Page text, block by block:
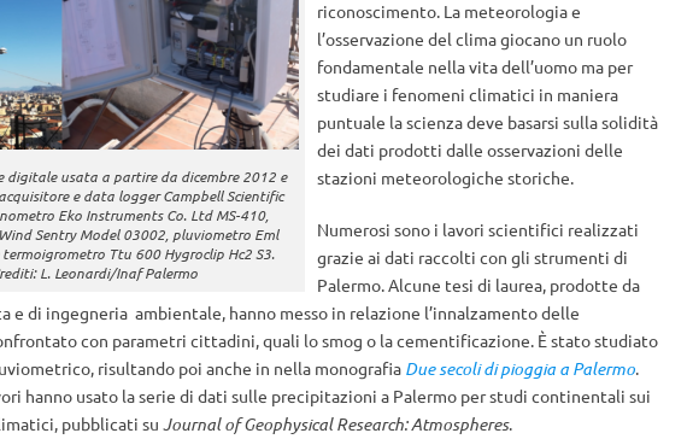
digitale usata a partire da dicembre 2012 e
e data logger Campbell Scientific
Eko Instruments Co. Ltd MS-410,
Sentry Model 03002, pluviometro Eml
Ttu 600 Hygroclip Hc2 S3.
L. Leonardi/Inaf Palermo
riconoscimento. La meteorologia e
l’osservazione del clima giocano un ruolo
fondamentale nella vita dell’uomo ma per
studiare i fenomeni climatici in maniera
puntuale la scienza deve basarsi sulla solidità
dei dati prodotti dalle osservazioni delle
stazioni meteorologiche storiche.
Numerosi sono i lavori scientifici realizzati
grazie ai dati raccolti con gli strumenti di
Palermo. Alcune tesi di laurea, prodotte da
e di ingegneria ambientale, hanno messo in relazione l’innalzamento delle
con parametri cittadini, quali lo smog o la cementificazione. È stato studiato
risultando poi anche in nella monografia Due secoli di pioggia a Palermo.
hanno usato la serie di dati sulle precipitazioni a Palermo per studi continentali sui
pubblicati su Journal of Geophysical Research: Atmospheres.